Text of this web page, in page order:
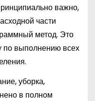
важно,
части
метод. Это
по выполнению всех
уборка,
в полном